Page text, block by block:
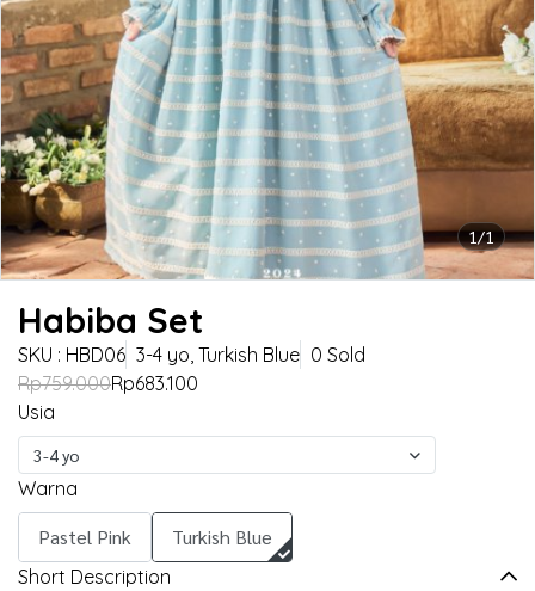
1/1
Habiba Set
SKU : HBD06 3-4 yo, Turkish Blue 0 Sold
Rp759.000Rp683.100
Usia
3-4 yo
Warna
Pastel Pink Turkish Blue
Short Description